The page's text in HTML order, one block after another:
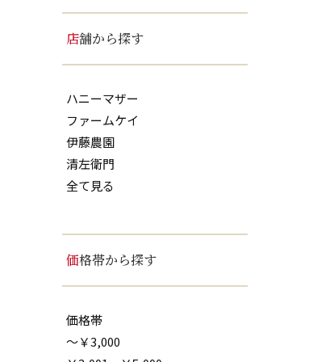
店舗から探す
ハニーマザー
ファームケイ
伊藤農園
清左衛門
全て見る
価格帯から探す
価格帯
～￥3,000